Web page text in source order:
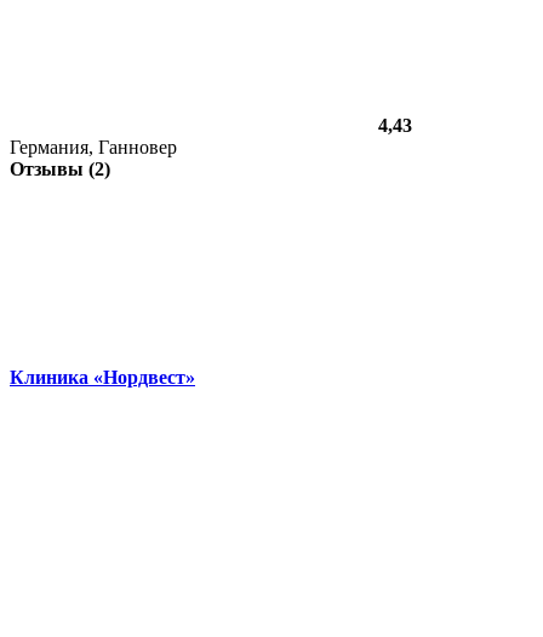
4,43
Германия, Ганновер
Отзывы (2)
Клиника «Нордвест»